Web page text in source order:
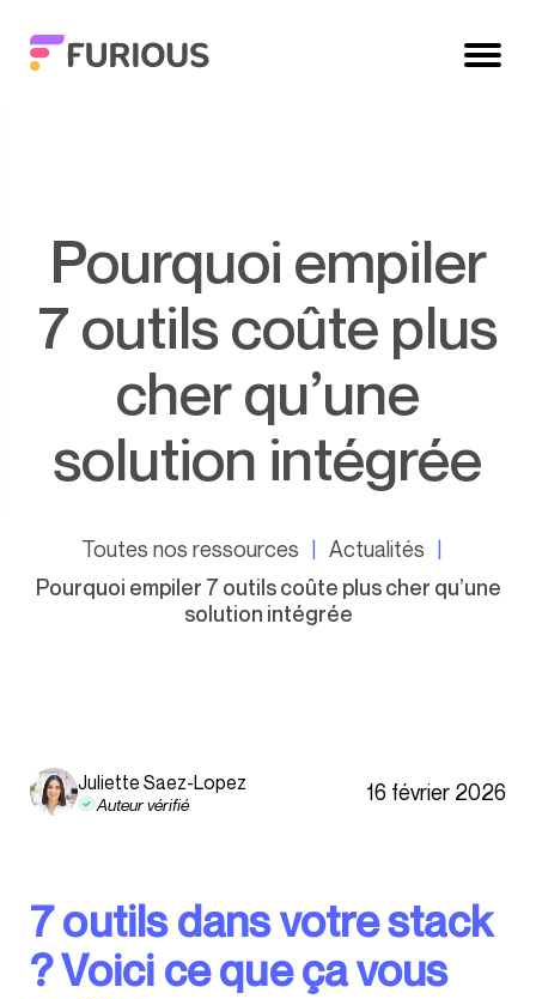
Pourquoi empiler
7 outils coûte plus
cher qu’une
solution intégrée
Toutes nos ressources
Actualités
Pourquoi empiler 7 outils coûte plus cher qu’une
solution intégrée
Juliette Saez-Lopez
Auteur vérifié 16 février 2026
7 outils dans votre stack
? Voici ce que ça vous